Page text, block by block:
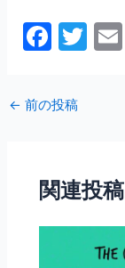
F
c
e
o
o
k
T
← 前の投稿
関連投稿